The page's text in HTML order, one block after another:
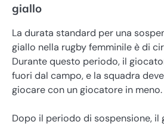
giallo
La durata standard per una
giallo nella rugby femminile è di
Durante questo periodo, il
fuori dal campo, e la squadra
giocare con un giocatore in meno.
Dopo il periodo di sospensione, il